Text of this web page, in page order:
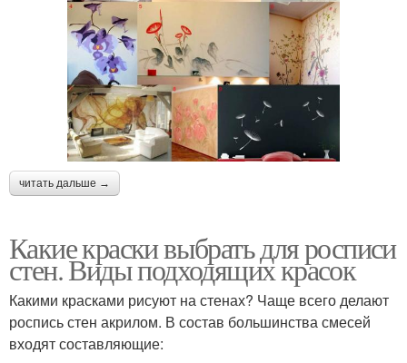
читать дальше →
Какие краски выбрать для росписи
стен. Виды подходящих красок
Какими красками рисуют на стенах? Чаще всего делают
роспись стен акрилом. В состав большинства смесей
входят составляющие: